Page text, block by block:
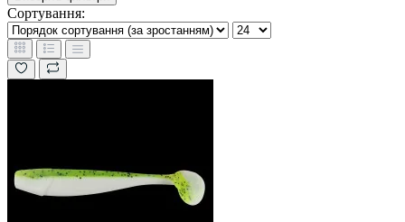
Сортування: